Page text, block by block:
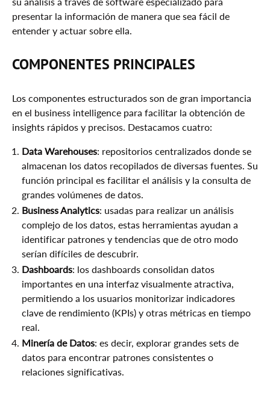
II) Análisis Predictivo & En Tiempo Real
presentar la información de manera que sea fácil de
entender y actuar sobre ella.
COMPONENTES PRINCIPALES
Los componentes estructurados son de gran importancia
en el business intelligence para facilitar la obtención de
insights rápidos y precisos. Destacamos cuatro:
Data Warehouses: repositorios centralizados donde se
almacenan los datos recopilados de diversas fuentes. Su
función principal es facilitar el análisis y la consulta de
grandes volúmenes de datos.
Business Analytics: usadas para realizar un análisis
complejo de los datos, estas herramientas ayudan a
identificar patrones y tendencias que de otro modo
serían difíciles de descubrir.
Dashboards: los dashboards consolidan datos
importantes en una interfaz visualmente atractiva,
permitiendo a los usuarios monitorizar indicadores
clave de rendimiento (KPIs) y otras métricas en tiempo
real.
Minería de Datos: es decir, explorar grandes sets de
datos para encontrar patrones consistentes o
relaciones significativas.